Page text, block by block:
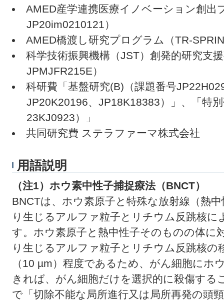
AMED産学連携医療イノベーション創出
JP20im0210121）
AMED橋渡し研究プログラム（TR-
科学技術振興機構（JST）創発的研究支
JPMJFR215E）
科研費「基盤研究(B)（課題番号
JP20K20196、JP18K18383）」、「特
23KJ0923）」
共同研究費 ステラファーマ株式会社
用語説明
（注1）ホウ素中性子捕捉療法（BNCT）
BNCTは、ホウ素原子と特殊な放射線（熱
り生じるアルファ粒子とリチウム反跳核に
す。ホウ素原子と熱中性子そのものの体に
り生じるアルファ粒子とリチウム反跳核の
（10 µm）程度であるため、がん細胞にホ
きれば、がん細胞だけを選択的に殺傷する
で「切除不能な局所進行又は局所再発の頭